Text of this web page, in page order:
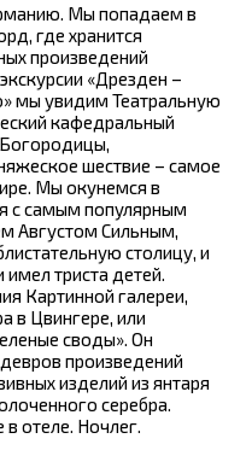
Мы попадаем в
где хранится
произведений
«Дрезден –
мы увидим Театральную
кафедральный
шествие – самое
Мы окунемся в
с самым популярным
Августом Сильным,
столицу, и
триста детей.
Картинной галереи,
в Цвингере, или
своды». Он
произведений
изделий из янтаря
серебра.
отеле. Ночлег.